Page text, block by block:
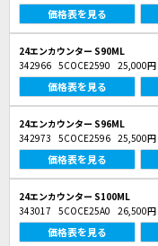
価格表を見る
24エンカウンター S90ML
342966 5COCE2590 25,000円
価格表を見る
24エンカウンター S96ML
342973 5COCE2596 25,500円
価格表を見る
24エンカウンター S100ML
343017 5COCE25A0 26,500円
価格表を見る